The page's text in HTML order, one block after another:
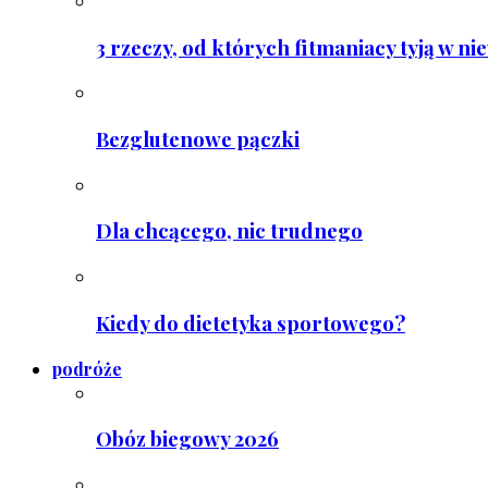
3 rzeczy, od których fitmaniacy tyją w
Bezglutenowe pączki
Dla chcącego, nic trudnego
Kiedy do dietetyka sportowego?
podróże
Obóz biegowy 2026